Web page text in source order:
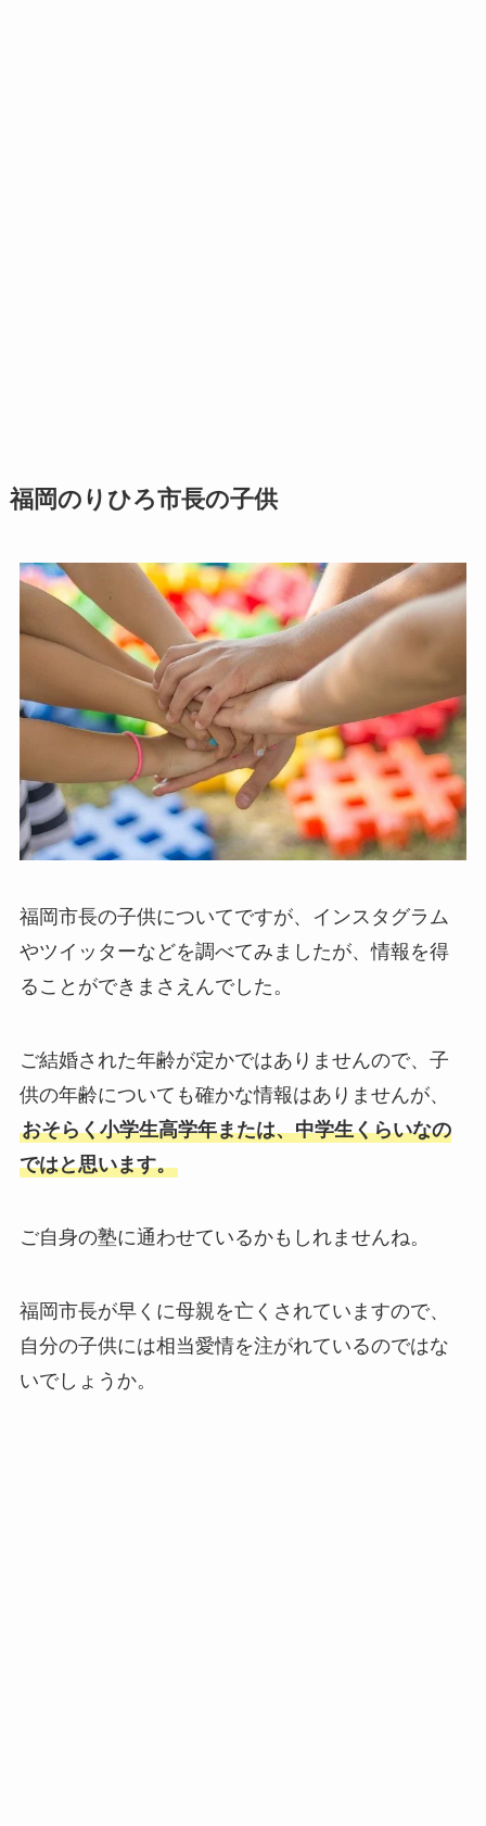
福岡のりひろ市長の子供
福岡市長の子供についてですが、インスタグラム
やツイッターなどを調べてみましたが、情報を得
ることができまさえんでした。
ご結婚された年齢が定かではありませんので、子
供の年齢についても確かな情報はありませんが、
おそらく小学生高学年または、中学生くらいなの
ではと思います。
ご自身の塾に通わせているかもしれませんね。
福岡市長が早くに母親を亡くされていますので、
自分の子供には相当愛情を注がれているのではな
いでしょうか。